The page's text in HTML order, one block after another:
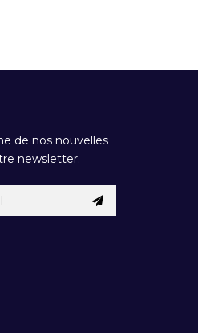
de nos nouvelles
newsletter.